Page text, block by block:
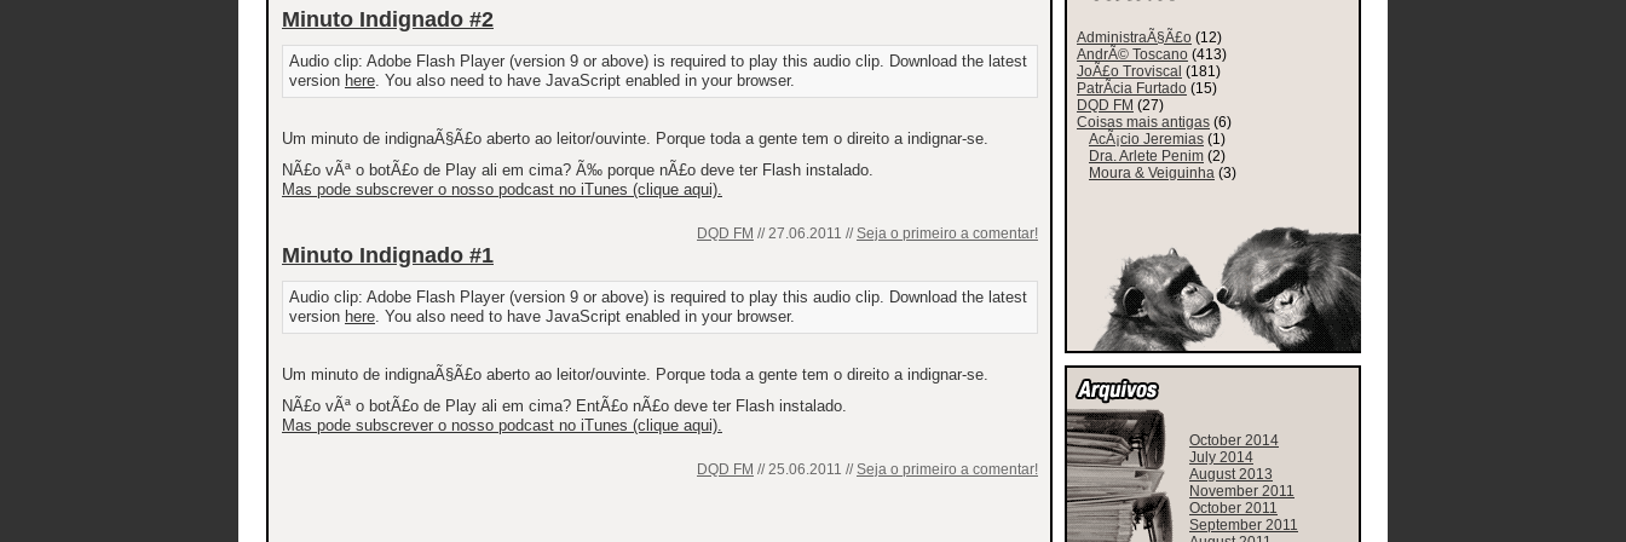
Minuto Indignado #2
Audio clip: Adobe Flash Player (version 9 or above) is required to play this audio clip. Download the latest
version here. You also need to have JavaScript enabled in your browser.
Um minuto de indignaÃ§Ã£o aberto ao leitor/ouvinte. Porque toda a gente tem o direito a indignar-se.
NÃ£o vÃª o botÃ£o de Play ali em cima? Ã‰ porque nÃ£o deve ter Flash instalado.
Mas pode subscrever o nosso podcast no iTunes (clique aqui).
DQD FM // 27.06.2011 //Seja o primeiro a comentar!
Minuto Indignado #1
Audio clip: Adobe Flash Player (version 9 or above) is required to play this audio clip. Download the latest
version here. You also need to have JavaScript enabled in your browser.
Um minuto de indignaÃ§Ã£o aberto ao leitor/ouvinte. Porque toda a gente tem o direito a indignar-se.
NÃ£o vÃª o botÃ£o de Play ali em cima? EntÃ£o nÃ£o deve ter Flash instalado.
Mas pode subscrever o nosso podcast no iTunes (clique aqui).
DQD FM // 25.06.2011 //Seja o primeiro a comentar!
AdministraÃ§Ã£o (12)
AndrÃ© Toscano (413)
JoÃ£o Troviscal (181)
PatrÃ­cia Furtado (15)
DQD FM (27)
Coisas mais antigas (6)
AcÃ¡cio Jeremias (1)
Dra. Arlete Penim (2)
Moura & Veiguinha (3)
October 2014
July 2014
August 2013
November 2011
October 2011
September 2011